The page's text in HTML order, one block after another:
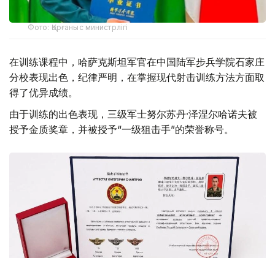
Фото: Қорғаныс министрлігі
在训练课程中，哈萨克斯坦军官在中国陆军步兵学院石家庄
分校表现出色，纪律严明，在掌握现代射击训练方法方面取
得了优异成绩。
由于训练的出色表现，三级军士努尔苏丹·泽涅尔哈诺夫被
授予金质奖章，并被授予“一级狙击手”的荣誉称号。